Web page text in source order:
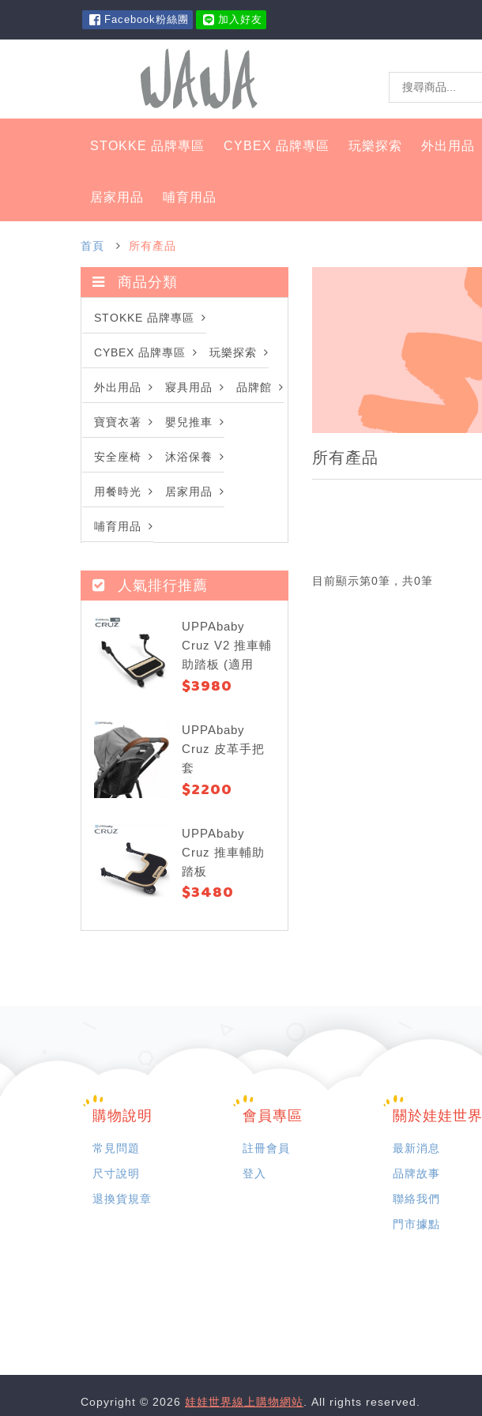
Facebook粉絲團 加入好友
STOKKE 品牌專區 CYBEX 品牌專區 玩樂探索 外出用品
居家用品 哺育用品
首頁 所有產品
商品分類
STOKKE 品牌專區
CYBEX 品牌專區 玩樂探索
外出用品 寢具用品 品牌館
寶寶衣著 嬰兒推車
安全座椅 沐浴保養
用餐時光 居家用品
哺育用品
人氣排行推薦
UPPAbaby
Cruz V2 推車輔
助踏板 (適用
Cruz V2)
$3980
UPPAbaby
Cruz 皮革手把
套
$2200
UPPAbaby
Cruz 推車輔助
踏板
$3480
所有產品
目前顯示第0筆，共0筆
購物說明
常見問題
尺寸說明
退換貨規章
會員專區
註冊會員
登入
關於娃娃世界
最新消息
品牌故事
聯絡我們
門市據點
Copyright © 2026 娃娃世界線上購物網站. All rights reserved.